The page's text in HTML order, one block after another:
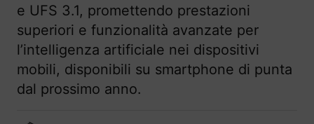
e UFS 3.1, promettendo prestazioni
superiori e funzionalità avanzate per
l’intelligenza artificiale nei dispositivi
mobili, disponibili su smartphone di punta
dal prossimo anno.